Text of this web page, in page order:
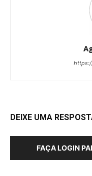
DEIXE UMA
FAÇA LOGIN